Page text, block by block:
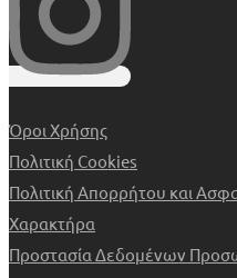
Όροι Χρήσης
Πολιτική Cookies
Πολιτική Απορρήτου και
Χαρακτήρα
Προστασία Δεδομένων